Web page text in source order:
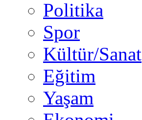
Politika
Spor
Kültür/Sanat
Eğitim
Yaşam